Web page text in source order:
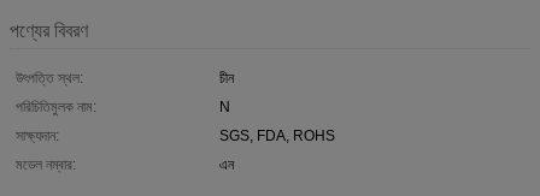
পণ্যের বিবরণ
উৎপত্তি স্থল:
চীন
পরিচিতিমুলক নাম:
N
সাক্ষ্যদান:
SGS, FDA, ROHS
মডেল নম্বার:
এন